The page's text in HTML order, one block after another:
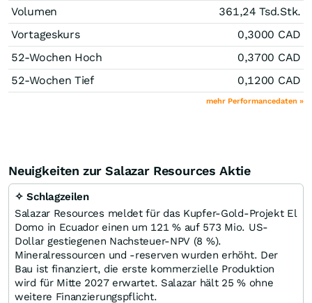
Volumen
361,24 Tsd.Stk.
Vortageskurs
0,3000 CAD
52-Wochen Hoch
0,3700 CAD
52-Wochen Tief
0,1200 CAD
mehr Performancedaten »
Neuigkeiten zur Salazar Resources Aktie
✧ Schlagzeilen
Salazar Resources meldet für das Kupfer-Gold-Projekt El
Domo in Ecuador einen um 121 % auf 573 Mio. US-
Dollar gestiegenen Nachsteuer-NPV (8 %).
Mineralressourcen und -reserven wurden erhöht. Der
Bau ist finanziert, die erste kommerzielle Produktion
wird für Mitte 2027 erwartet. Salazar hält 25 % ohne
weitere Finanzierungspflicht.